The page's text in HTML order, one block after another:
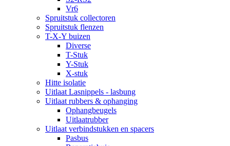
Vr6
Spruitstuk collectoren
Spruitstuk flenzen
T-X-Y buizen
Diverse
T-Stuk
Y-Stuk
X-stuk
Hitte isolatie
Uitlaat Lasnippels - lasbung
Uitlaat rubbers & ophanging
Ophangbeugels
Uitlaatrubber
Uitlaat verbindstukken en spacers
Pasbus